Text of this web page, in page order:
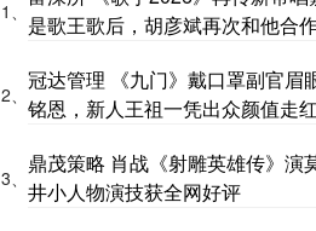
1、 是歌王歌后，胡彦斌再次和他合
2、
冠达管理 《九门》戴口罩副官眉
铭恩，新人王祖一凭出众颜值走
3、
鼎茂策略 肖战《射雕英雄传》演
井小人物演技获全网好评